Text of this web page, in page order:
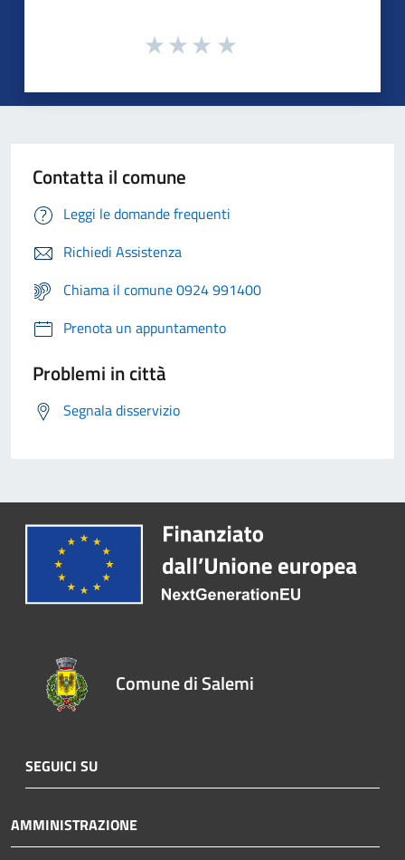
Contatta il comune
Leggi le domande frequenti
Richiedi Assistenza
Chiama il comune 0924 991400
Prenota un appuntamento
Problemi in città
Segnala disservizio
Comune di Salemi
SEGUICI SU
AMMINISTRAZIONE